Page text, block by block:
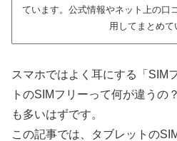
ています。公式情報やネット上の口
用してまとめて
スマホではよく耳にする「SIM
トのSIMフリーって何が違うの
も多いはずです。
この記事では、タブレットの